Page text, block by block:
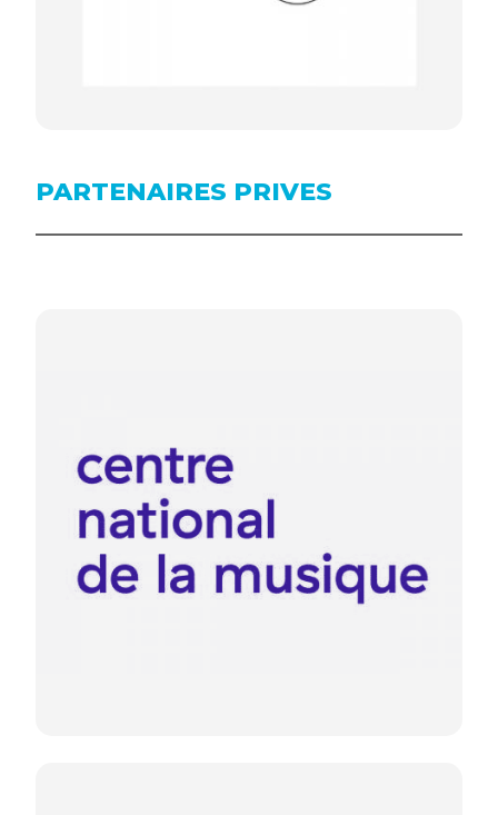
PARTENAIRES PRIVES